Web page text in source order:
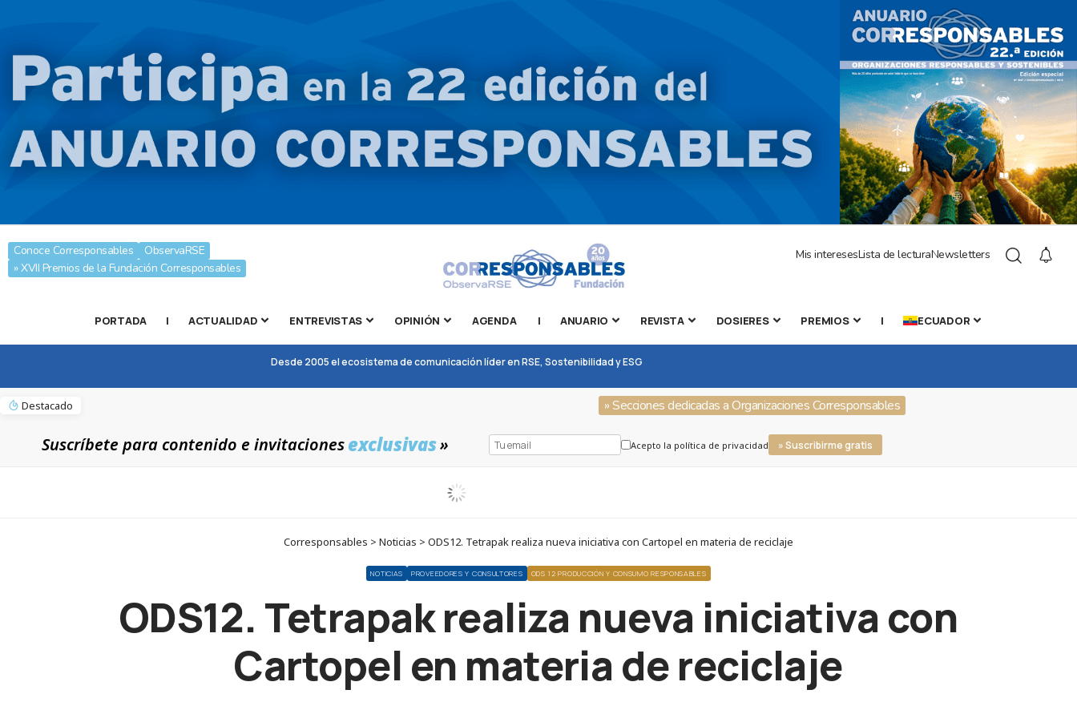
Conoce Corresponsables
ObservaRSE
» XVII Premios de la Fundación Corresponsables
Mis interesesLista de lecturaNewsletters
PORTADA | ACTUALIDAD ENTREVISTAS OPINIÓN AGENDA | ANUARIO REVISTA DOSIERES PREMIOS | ECUADOR
Desde 2005 el ecosistema de comunicación líder en RSE, Sostenibilidad y ESG
Destacado » Secciones dedicadas a Organizaciones Corresponsables
Suscríbete para contenido e invitacionesexclusivas» Acepto la política de privacidad » Suscribirme gratis
Corresponsables > Noticias > ODS12. Tetrapak realiza nueva iniciativa con Cartopel en materia de reciclaje
NOTICIAS PROVEEDORES Y CONSULTORES ODS 12 PRODUCCIÓN Y CONSUMO RESPONSABLES
ODS12. Tetrapak realiza nueva iniciativa con
Cartopel en materia de reciclaje